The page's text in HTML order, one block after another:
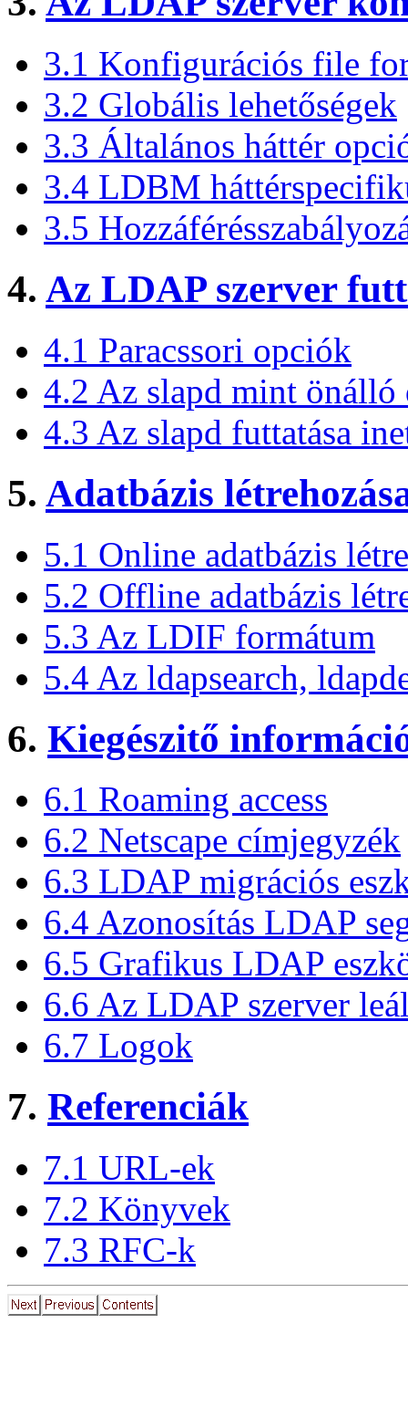
3.1 Konfigurációs file
3.2 Globális lehetőségek
3.3 Általános háttér
3.4 LDBM
3.5
4. Az LDAP szerver
4.1 Paracssori opciók
4.2 Az slapd mint önálló
4.3 Az slapd futtatása
5. Adatbázis
5.1 Online adatbázis
5.2 Offline adatbázis
5.3 Az LDIF formátum
5.4 Az ldapsearch,
6. Kiegészitő
6.1 Roaming access
6.2 Netscape címjegyzék
6.3 LDAP migrációs
6.4 Azonosítás LDAP
6.5 Grafikus LDAP
6.6 Az LDAP szerver
6.7 Logok
7. Referenciák
7.1 URL-ek
7.2 Könyvek
7.3 RFC-k